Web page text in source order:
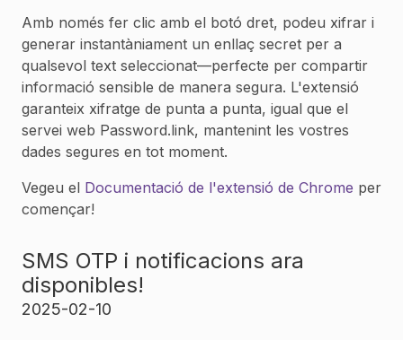
Amb només fer clic amb el botó dret, podeu xifrar i
generar instantàniament un enllaç secret per a
qualsevol text seleccionat—perfecte per compartir
informació sensible de manera segura. L'extensió
garanteix xifratge de punta a punta, igual que el
servei web Password.link, mantenint les vostres
dades segures en tot moment.
Vegeu el Documentació de l'extensió de Chrome per
començar!
SMS OTP i notificacions ara
disponibles!
2025-02-10